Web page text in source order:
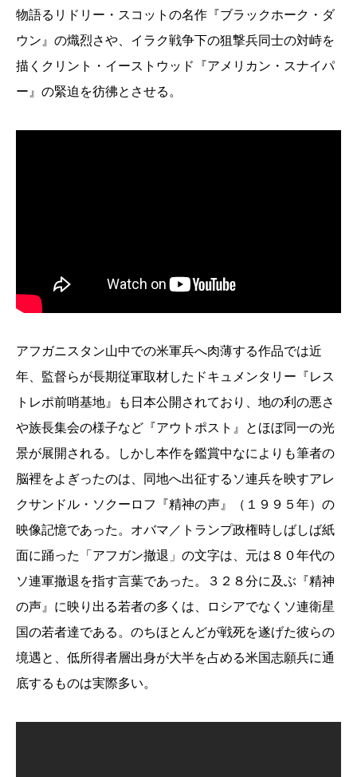
物語るリドリー・スコットの名作『ブラックホーク・ダ
ウン』の熾烈さや、イラク戦争下の狙撃兵同士の対峙を
描くクリント・イーストウッド『アメリカン・スナイパ
ー』の緊迫を彷彿とさせる。
アフガニスタン山中での米軍兵へ肉薄する作品では近
年、監督らが長期従軍取材したドキュメンタリー『レス
トレポ前哨基地』も日本公開されており、地の利の悪さ
や族長集会の様子など『アウトポスト』とほぼ同一の光
景が展開される。しかし本作を鑑賞中なによりも筆者の
脳裡をよぎったのは、同地へ出征するソ連兵を映すアレ
クサンドル・ソクーロフ『精神の声』（１９９５年）の
映像記憶であった。オバマ／トランプ政権時しばしば紙
面に踊った「アフガン撤退」の文字は、元は８０年代の
ソ連軍撤退を指す言葉であった。３２８分に及ぶ『精神
の声』に映り出る若者の多くは、ロシアでなくソ連衛星
国の若者達である。のちほとんどが戦死を遂げた彼らの
境遇と、低所得者層出身が大半を占める米国志願兵に通
底するものは実際多い。